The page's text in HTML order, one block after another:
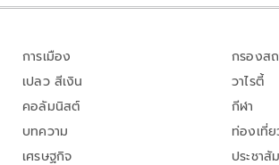
การเมือง
เปลว สีเงิน
คอลัมนิสต์
บทความ
เศรษฐกิจ
กรองส
วาไรตี้
กีฬา
ท่องเที่
ประชา